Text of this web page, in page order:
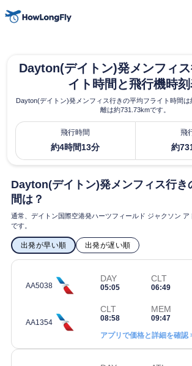
Dayton(デイトン)発メンフィ
イト時間と飛行機時
Dayton(デイトン)発メンフィス行きの平均フライト時間
離は約731.73kmです。
飛行時間
約4時間13分
飛
約
Dayton(デイトン)発メンフィス行き
間は？
通常、デイトン国際空港発ハーツフィールド ジャクソン ア
です。
出発が早い順 出発が遅い順
AA5038
DAY
05:05
CLT
06:49
AA1354
CLT
08:58
MEM
09:47
アプリで価格と詳細を確認